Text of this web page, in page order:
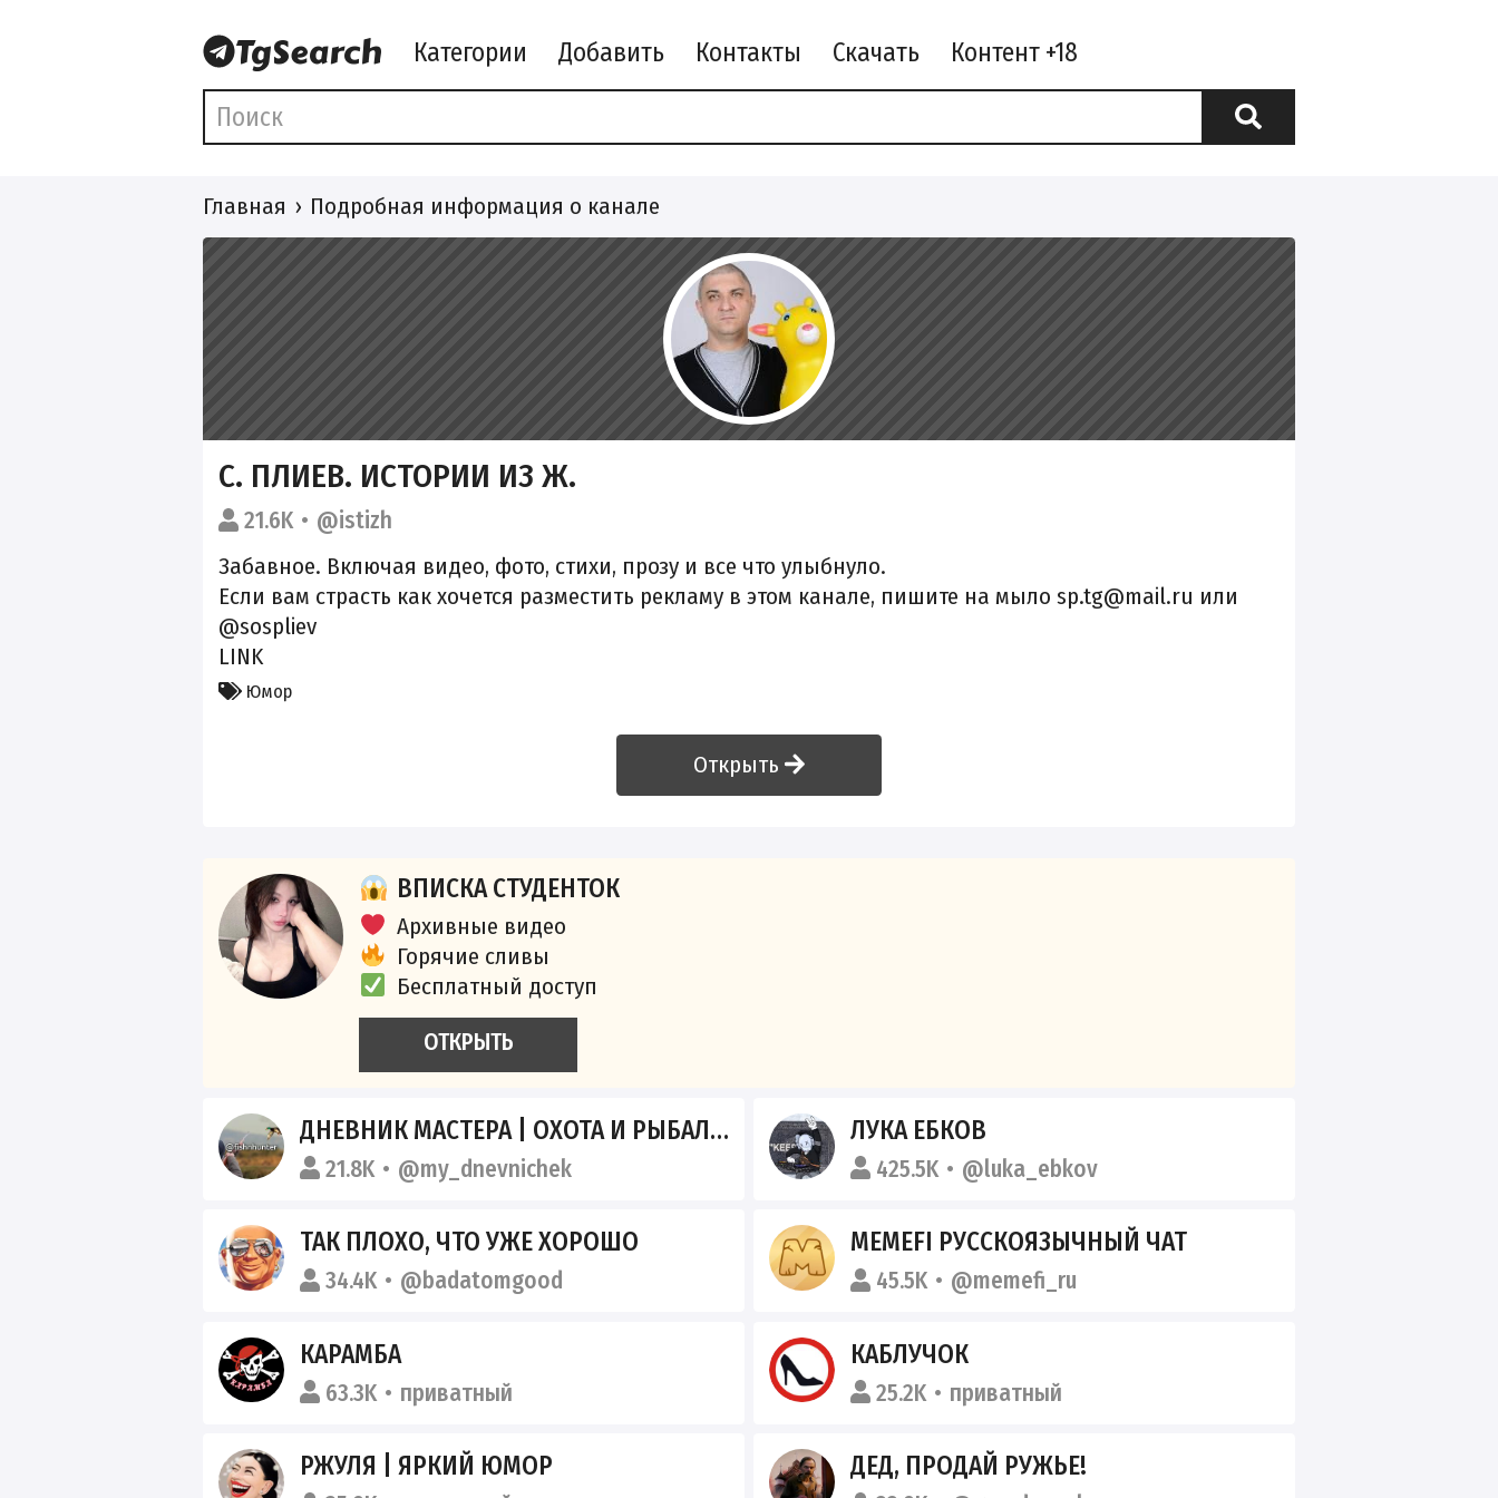
Категории Добавить Контакты Скачать
Главная Подробная информация о канале
С. ПЛИЕВ. ИСТОРИИ ИЗ Ж.
21.6K
@istizh
Забавное. Включая видео, фото, стихи, прозу и все что улыбнуло.
Если вам страсть как хочется разместить рекламу в этом канале, пишите на мыло sp.tg@mail.ru или
@sospliev
LINK
Юмор
Открыть
ВПИСКА СТУДЕНТОК
Архивные видео
Горячие сливы
Бесплатный доступ
ОТКРЫТЬ
ДНЕВНИК МАСТЕРА | ОХОТА И РЫБАЛКА | ОРУЖИЕ | ДИЧЬ | СТРЕЛЬБА | СНАСТИ | РЫБА | ЖИВОТНЫЕ
21.8K @my_dnevnichek
ЛУКА ЕБКОВ
425.5K @luka_ebkov
ТАК ПЛОХО, ЧТО УЖЕ ХОРОШО
34.4K @badatomgood
MEMEFI РУССКОЯЗЫЧНЫЙ ЧАТ
45.5K @memefi_ru
КАРАМБА
63.3K приватный
КАБЛУЧОК
25.2K приватный
РЖУЛЯ | ЯРКИЙ ЮМОР ДЕД, ПРОДАЙ РУЖЬЕ!